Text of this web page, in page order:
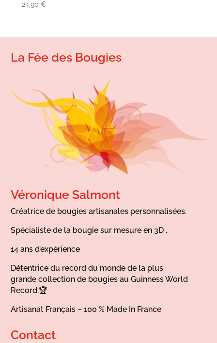
24,90 €
La Fée des Bougies
Véronique Salmont
Créatrice de bougies artisanales personnalisées.
Spécialiste de la bougie sur mesure en 3D .
14 ans d’expérience
Détentrice du record du monde de la plus
grande collection de bougies au Guinness World
Record.🏆
Artisanat Français – 100 % Made In France
Contact